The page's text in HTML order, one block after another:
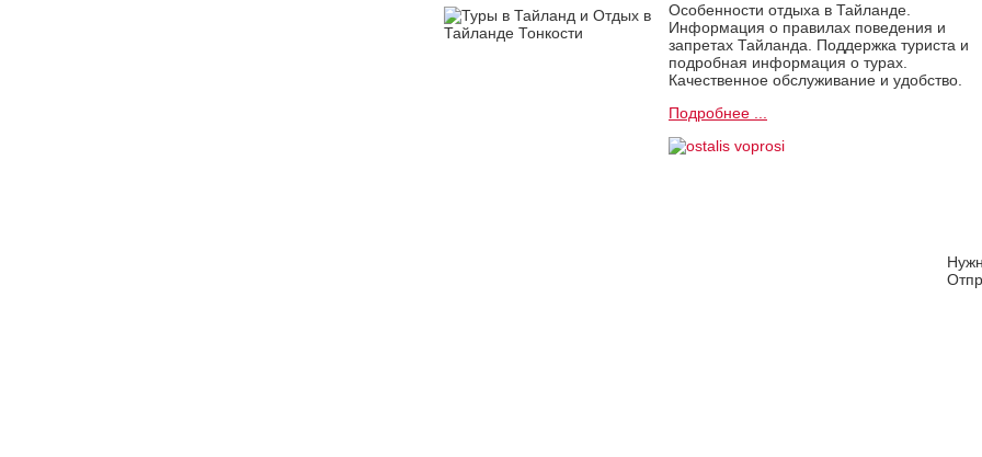
Особенности отдыха в Тайланде.
Информация о правилах поведения и
запретах Тайланда. Поддержка туриста и
подробная информация о турах.
Качественное обслуживание и удобство.
Подробнее ...